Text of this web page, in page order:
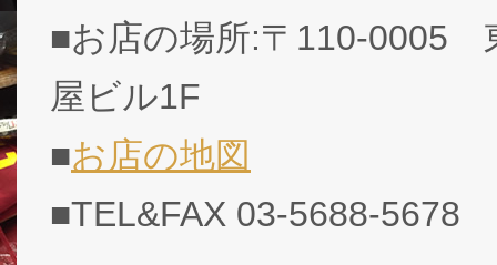
■お店の場所:〒110-0005
屋ビル1F
■お店の地図
■TEL&FAX 03-5688-5678